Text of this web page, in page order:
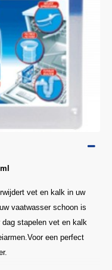
vet en kalk in uw
vaatwasser schoon is
stapelen vet en kalk
een perfect